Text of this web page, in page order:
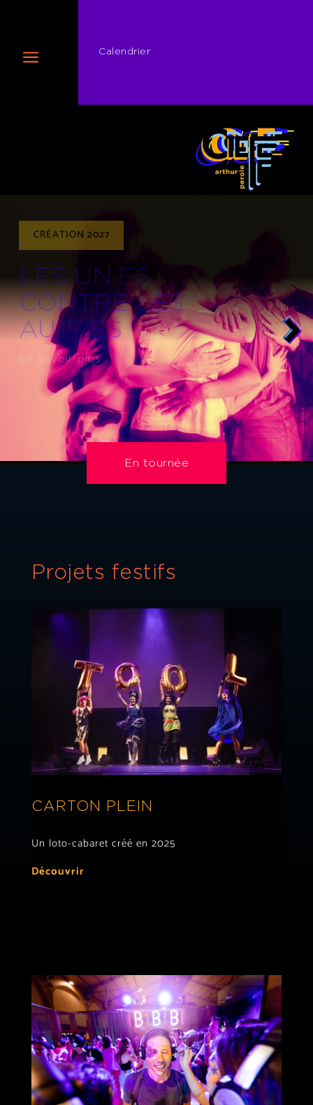
Calendrier
LES UN·ES
CONTRE LES
AUTRES
En savoir plus
En tournée
Projets festifs
CARTON PLEIN
Un loto-cabaret créé en 2025
Découvrir